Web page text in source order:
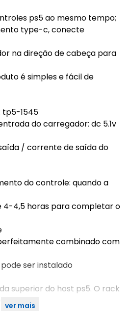
ps5 ao mesmo tempo;
type-c, conecte
na direção de cabeça para
é simples e fácil de
tp5-1545
do carregador: dc 5.1v
/ corrente de saída do
do controle: quando a
4-4,5 horas para completar o
combinado com
ser instalado
superior do host ps5. O rack
ver mais